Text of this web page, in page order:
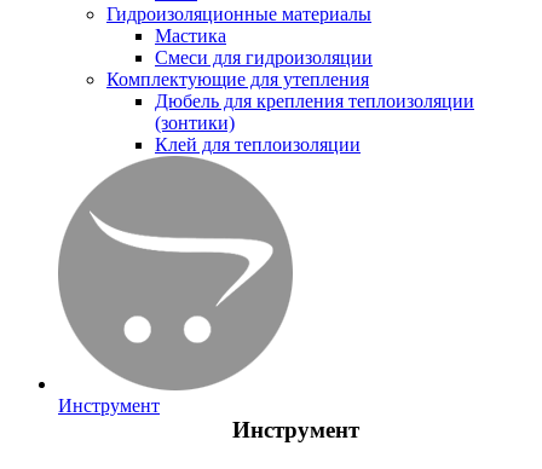
Гидроизоляционные материалы
Мастика
Смеси для гидроизоляции
Комплектующие для утепления
Дюбель для крепления теплоизоляции
(зонтики)
Клей для теплоизоляции
Инструмент
Инструмент